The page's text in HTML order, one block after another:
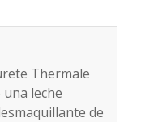
Thermale
leche
de